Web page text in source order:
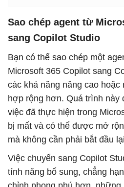
Sao chép agent từ
sang Copilot Studio
Bạn có thể sao chép một
Microsoft 365 Copilot sang
các khả năng nâng cao
hợp rộng hơn. Quá trình này
việc đã thực hiện trong
bị mất và có thể được mở
mà không cần phải bắt đầu
Việc chuyển sang Copilot
tính năng bổ sung, chẳng